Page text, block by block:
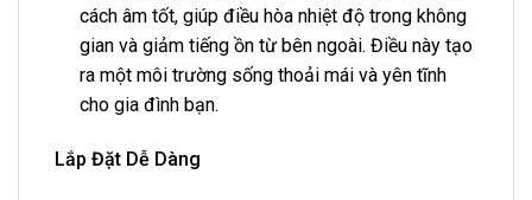
cách âm tốt, giúp điều hòa nhiệt độ trong không
gian và giảm tiếng ồn từ bên ngoài. Điều này tạo
ra một môi trường sống thoải mái và yên tĩnh
cho gia đình bạn.
Lắp Đặt Dễ Dàng